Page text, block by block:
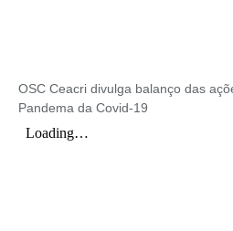
OSC Ceacri divulga balanço das
Pandema da Covid-19